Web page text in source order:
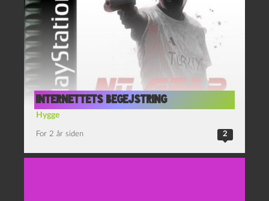
Internettets begejstring
Hygge
For 2 år siden 2